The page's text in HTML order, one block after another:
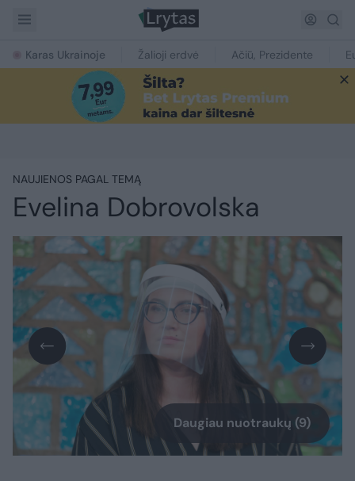
Karas Ukrainoje Žalioji erdvė Ačiū, Prezidente
NAUJIENOS PAGAL TEMĄ
Evelina Dobrovolska
Daugiau nuotraukų (9)